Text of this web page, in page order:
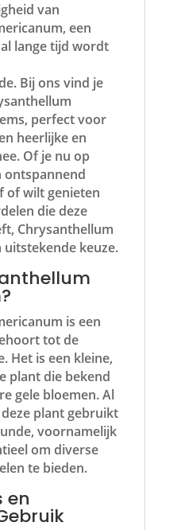
van
een
lange tijd wordt
Bij ons vind je
perfect voor
heerlijke en
Of je nu op
ontspannend
of wilt genieten
die deze
Chrysanthellum
keuze.
is een
tot de
Het is een kleine,
plant die bekend
gele bloemen. Al
plant gebruikt
voornamelijk
om diverse
te bieden.
en